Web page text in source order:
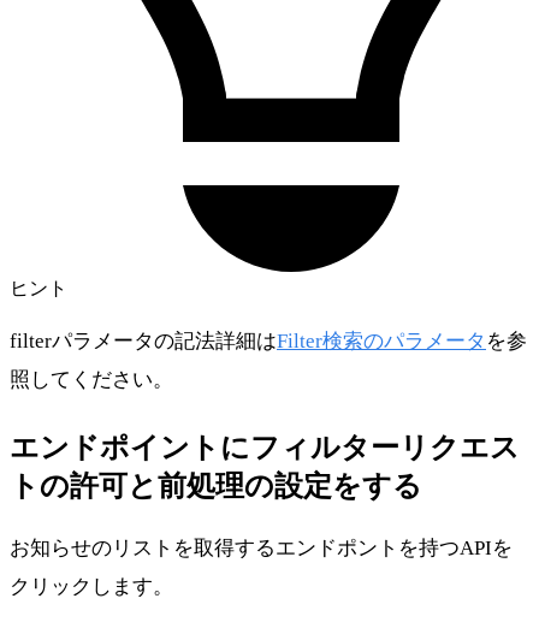
ヒント
filterパラメータの記法詳細はFilter検索のパラメータ を参
照してください。
エンドポイントにフィルターリクエス
トの許可と前処理の設定をする
お知らせのリストを取得するエンドポントを持つAPIを
クリックします。